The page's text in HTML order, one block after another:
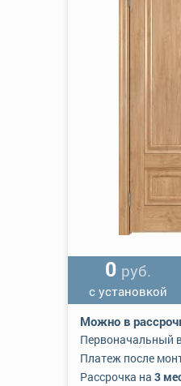
0 руб.
с установкой
Можно в
Первоначальный
Платеж после
Рассрочка на 3